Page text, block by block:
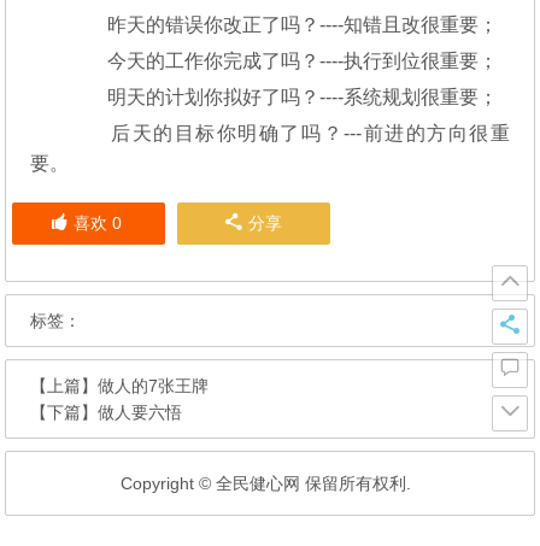
昨天的错误你改正了吗？----知错且改很重要；
今天的工作你完成了吗？----执行到位很重要；
明天的计划你拟好了吗？----系统规划很重要；
后天的目标你明确了吗？---前进的方向很重
要。
喜欢 0 分享
标签：
【上篇】做人的7张王牌
【下篇】做人要六悟
Copyright © 全民健心网 保留所有权利.